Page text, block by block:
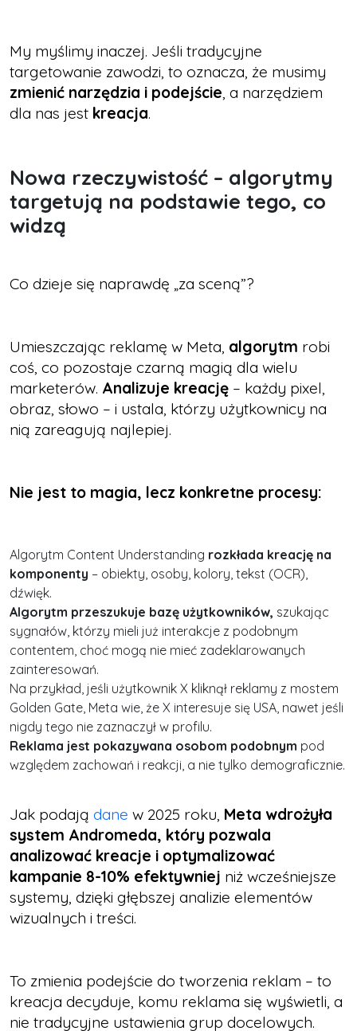
My myślimy inaczej. Jeśli tradycyjne
targetowanie zawodzi, to oznacza, że musimy
zmienić narzędzia i podejście , a narzędziem
dla nas jest kreacja.
Nowa rzeczywistość – algorytmy
targetują na podstawie tego, co
widzą
Co dzieje się naprawdę „za sceną”?
Umieszczając reklamę w Meta, algorytm robi
coś, co pozostaje czarną magią dla wielu
marketerów. Analizuje kreację – każdy pixel,
obraz, słowo – i ustala, którzy użytkownicy na
nią zareagują najlepiej.
Nie jest to magia, lecz konkretne procesy:
Algorytm Content Understanding rozkłada kreację na
komponenty – obiekty, osoby, kolory, tekst (OCR),
dźwięk.
Algorytm przeszukuje bazę użytkowników, szukając
sygnałów, którzy mieli już interakcje z podobnym
contentem, choć mogą nie mieć zadeklarowanych
zainteresowań.
Na przykład, jeśli użytkownik X kliknął reklamy z mostem
Golden Gate, Meta wie, że X interesuje się USA, nawet jeśli
nigdy tego nie zaznaczył w profilu.
Reklama jest pokazywana osobom podobnym pod
względem zachowań i reakcji, a nie tylko demograficznie.
Jak podają dane w 2025 roku, Meta wdrożyła
system Andromeda, który pozwala
analizować kreacje i optymalizować
kampanie 8-10% efektywniej niż wcześniejsze
systemy, dzięki głębszej analizie elementów
wizualnych i treści.​
To zmienia podejście do tworzenia reklam – to
kreacja decyduje, komu reklama się wyświetli, a
nie tradycyjne ustawienia grup docelowych.